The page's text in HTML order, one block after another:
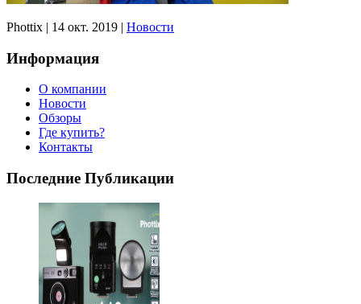
Phottix | 14 окт. 2019 | Новости
Информация
О компании
Новости
Обзоры
Где купить?
Контакты
Последние Публикации